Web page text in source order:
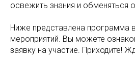
освежить знания и обменяться
Ниже представлена программа
мероприятий. Вы можете
заявку на участие. Приходите!